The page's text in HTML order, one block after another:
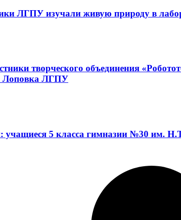
ЛГПУ изучали живую природу в
творческого объединения
Лоповка ЛГПУ
учащиеся 5 класса гимназии №30 им.